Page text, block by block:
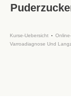
Kurse-Uebersicht
Varroadiagnose Und